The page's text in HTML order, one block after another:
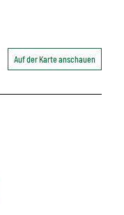
Auf der Karte anschauen